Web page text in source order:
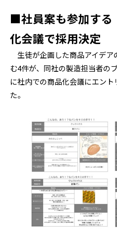
■社員案も参加する
化会議で採用決定
生徒が企画した商品アイデア
む4件が、同社の製造担当者の
に社内での商品化会議にエン
た。